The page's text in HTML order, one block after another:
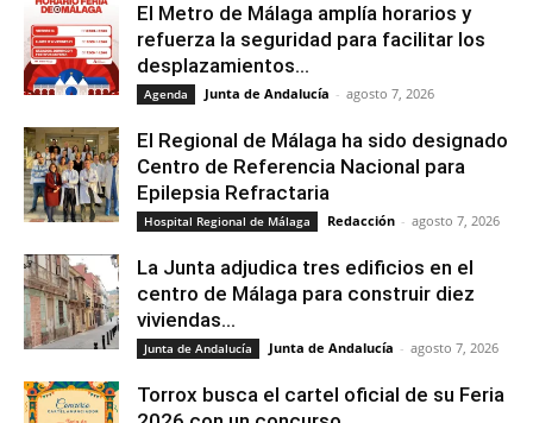
El Metro de Málaga amplía horarios y
refuerza la seguridad para facilitar los
desplazamientos...
Agenda Junta de Andalucía - agosto 7, 2026
El Regional de Málaga ha sido designado
Centro de Referencia Nacional para
Epilepsia Refractaria
Hospital Regional de Málaga Redacción - agosto 7, 2026
La Junta adjudica tres edificios en el
centro de Málaga para construir diez
viviendas...
Junta de Andalucía Junta de Andalucía - agosto 7, 2026
Torrox busca el cartel oficial de su Feria